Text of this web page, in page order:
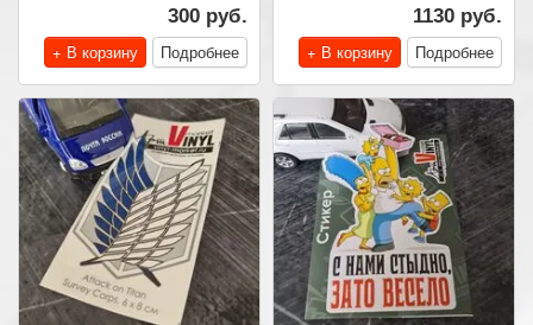
300 руб.
+ В корзину
Подробнее
1130 руб.
+ В корзину
Подробнее